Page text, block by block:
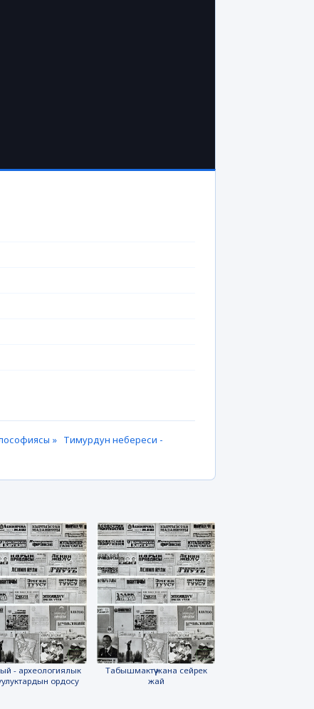
» Тимурдун небереси -
- археологиялык
ордосу
Табышмактүү жана сейрек
жай